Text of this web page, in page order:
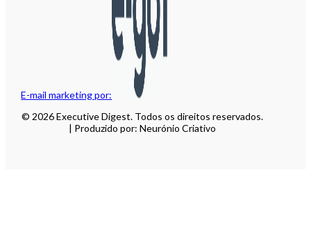
E-mail marketing por:
© 2026 Executive Digest. Todos os direitos reservados.
| Produzido por: Neurónio Criativo